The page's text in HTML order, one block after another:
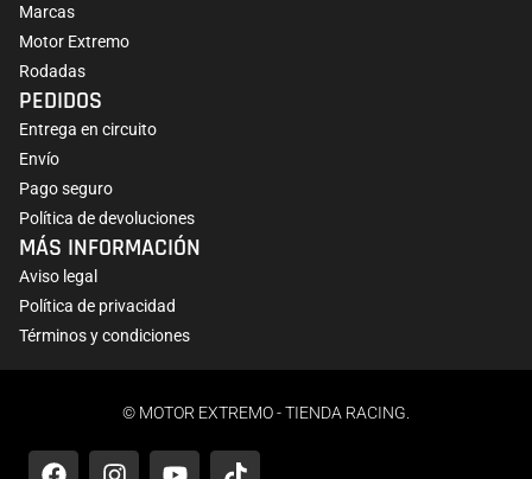
Marcas
Motor Extremo
Rodadas
PEDIDOS
Entrega en circuito
Envío
Pago seguro
Política de devoluciones
MÁS INFORMACIÓN
Aviso legal
Política de privacidad
Términos y condiciones
© MOTOR EXTREMO - TIENDA RACING.